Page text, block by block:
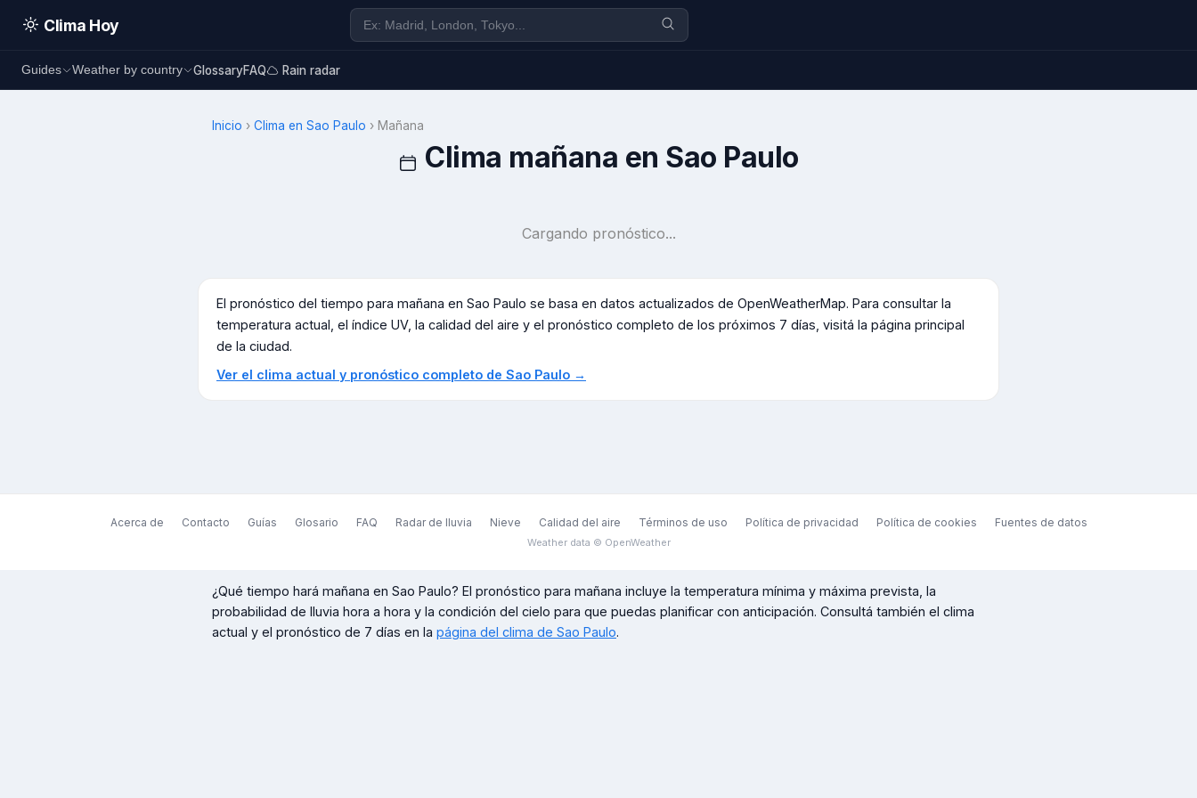
Clima Hoy
Guides Weather by country GlossaryFAQ Rain radar
Inicio › Clima en Sao Paulo › Mañana
Clima mañana en Sao Paulo
Cargando pronóstico...
El pronóstico del tiempo para mañana en Sao Paulo se basa en datos actualizados de OpenWeatherMap. Para consultar la
temperatura actual, el índice UV, la calidad del aire y el pronóstico completo de los próximos 7 días, visitá la página principal
de la ciudad.
Ver el clima actual y pronóstico completo de Sao Paulo →
Acerca de Contacto Guías Glosario FAQ Radar de lluvia Nieve Calidad del aire Términos de uso Política de privacidad Política de cookies Fuentes de datos
Weather data © OpenWeather
¿Qué tiempo hará mañana en Sao Paulo? El pronóstico para mañana incluye la temperatura mínima y máxima prevista, la
probabilidad de lluvia hora a hora y la condición del cielo para que puedas planificar con anticipación. Consultá también el clima
actual y el pronóstico de 7 días en la página del clima de Sao Paulo.